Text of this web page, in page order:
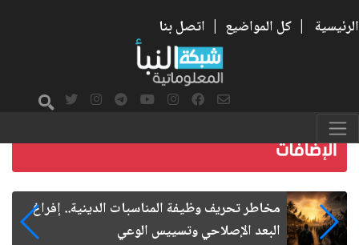
الرئيسية | كل المواضيع | اتصل بنا
زيارة الأربعين.. من الفاعلية المجتمعية إلى المواطنة
الفاعلة